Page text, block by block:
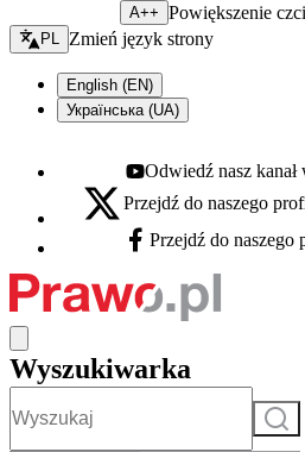
A++ Powiększenie
Zmień język - bieżący:
PL Zmień język strony
English (EN)
Українська (UA)
Youtube - otwiera się w nowej
Odwiedź nasz
X - otwiera się w nowej karcie
Przejdź do naszego
Facebook - otwiera się w nowej
Przejdź do naszego
Wyszukiwarka
Szukaj